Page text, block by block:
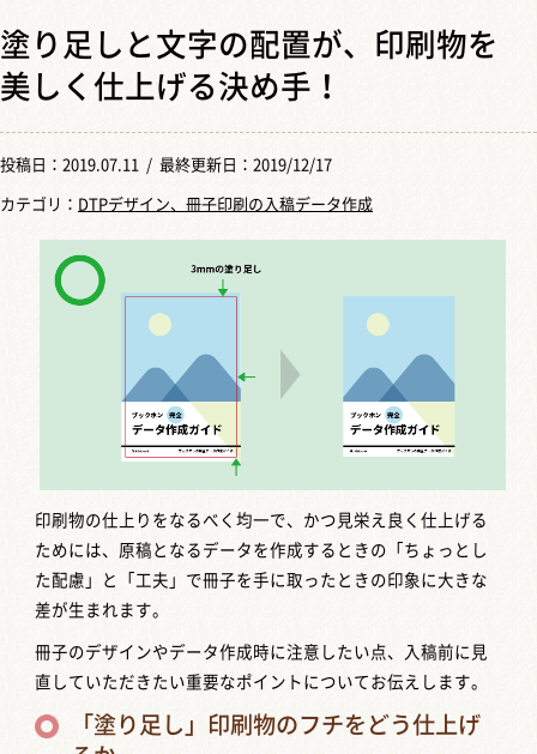
塗り足しと文字の配置が、印刷物を
美しく仕上げる決め手！
投稿日： 2019.07.11 / 最終更新日：2019/12/17
カテゴリ： DTPデザイン、冊子印刷の入稿データ作成
印刷物の仕上りをなるべく均一で、かつ見栄え良く仕上げる
ためには、原稿となるデータを作成するときの「ちょっとし
た配慮」と「工夫」で冊子を手に取ったときの印象に大きな
差が生まれます。
冊子のデザインやデータ作成時に注意したい点、入稿前に見
直していただきたい重要なポイントについてお伝えします。
「塗り足し」印刷物のフチをどう仕上げ